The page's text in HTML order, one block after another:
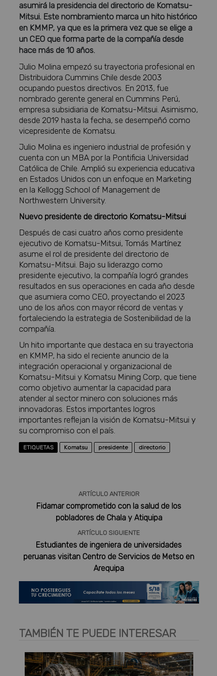
asumirá la presidencia del directorio de Komatsu-
Mitsui. Este nombramiento marca un hito histórico
en KMMP, ya que es la primera vez que se elige a
un CEO que forma parte de la compañía desde
hace más de 10 años.
Julio Molina empezó su trayectoria profesional en
Distribuidora Cummins Chile desde 2003
ocupando puestos directivos. En 2013, fue
nombrado gerente general en Cummins Perú,
empresa subsidiaria de Komatsu-Mitsui. Asimismo,
desde 2019 hasta la fecha, se desempeñó como
vicepresidente de Komatsu.
Julio Molina es ingeniero industrial de profesión y
cuenta con un MBA por la Pontificia Universidad
Católica de Chile. Amplió su experiencia educativa
en Estados Unidos con un enfoque en Marketing
en la Kellogg School of Management de
Northwestern University.
Nuevo presidente de directorio Komatsu-Mitsui
Después de casi cuatro años como presidente
ejecutivo de Komatsu-Mitsui, Tomás Martínez
asume el rol de presidente del directorio de
Komatsu-Mitsui. Bajo su liderazgo como
presidente ejecutivo, la compañía logró grandes
resultados en sus operaciones en cada año desde
que asumiera como CEO, proyectando el 2023
uno de los años con mayor récord de ventas y
fortaleciendo la estrategia de Sostenibilidad de la
compañía.
Un hito importante que destaca en su trayectoria
en KMMP, ha sido el reciente anuncio de la
integración operacional y organizacional de
Komatsu-Mitsui y Komatsu Mining Corp, que tiene
como objetivo aumentar la capacidad para
atender al sector minero con soluciones más
innovadoras. Estos importantes logros
importantes reflejan la visión de Komatsu-Mitsui y
su compromiso con el país.
ETIQUETAS Komatsu presidente directorio
ARTÍCULO ANTERIOR
Fidamar comprometido con la salud de los
pobladores de Chala y Atiquipa
ARTÍCULO SIGUIENTE
Estudiantes de ingeniera de universidades
peruanas visitan Centro de Servicios de Metso en
Arequipa
TAMBIÉN TE PUEDE INTERESAR